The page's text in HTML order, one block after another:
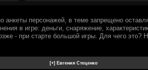
персонажей, в теме запрещено
в игре: деньги, снаряжение,
- при старте большой игры. Для чего это?